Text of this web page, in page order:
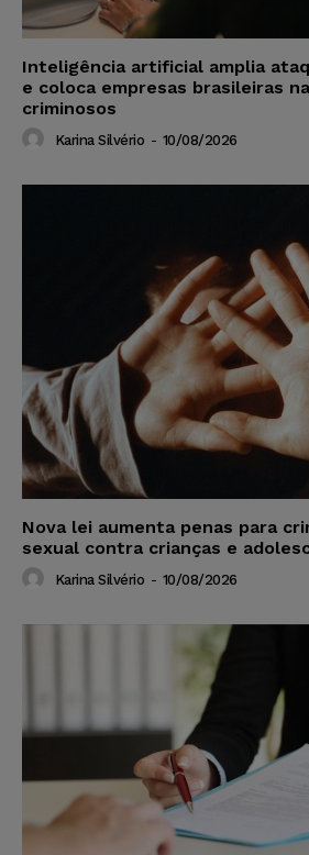
Inteligência artificial amplia
e coloca empresas brasileiras
criminosos
Karina Silvério - 10/08/2026
Nova lei aumenta penas para
sexual contra crianças e
Karina Silvério - 10/08/2026